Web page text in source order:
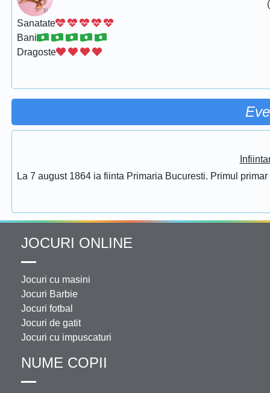
Sanatate
Bani
Dragoste
La 7 august 1864 ia fiinta Primaria Bucuresti. Primul
JOCURI ONLINE
Jocuri cu masini
Jocuri Barbie
Jocuri fotbal
Jocuri de gatit
Jocuri cu impuscaturi
NUME COPII